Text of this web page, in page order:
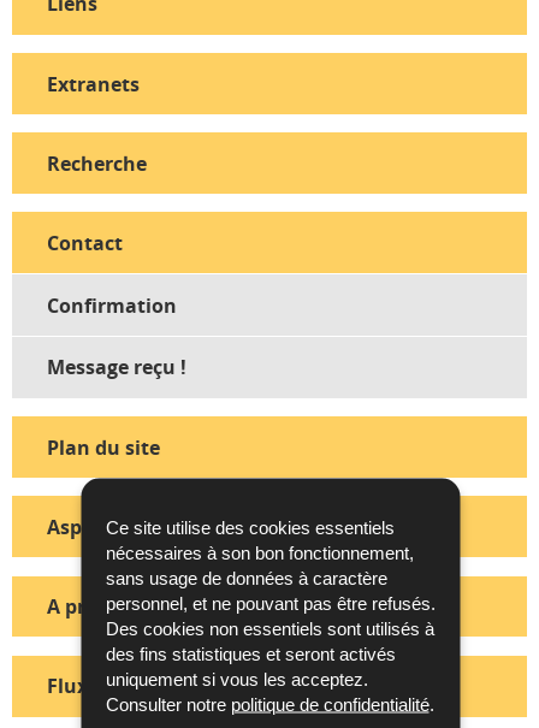
Ce site utilise des cookies essentiels
nécessaires à son bon fonctionnement,
sans usage de données à caractère
personnel, et ne pouvant pas être refusés.
Des cookies non essentiels sont utilisés à
des fins statistiques et seront activés
uniquement si vous les acceptez.
Consulter notre politique de confidentialité.
Extranets
Recherche
Contact
Confirmation
Message reçu !
Plan du site
Aspects légaux
A propos du site
Flux Rss